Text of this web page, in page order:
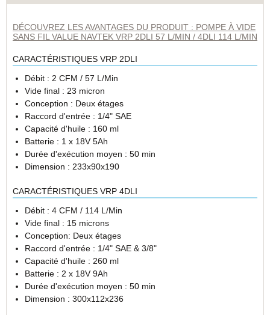
DÉCOUVREZ LES AVANTAGES DU PRODUIT : POMPE À VIDE
SANS FIL VALUE NAVTEK VRP 2DLI 57 L/MIN / 4DLI 114 L/MIN
CARACTÉRISTIQUES VRP 2DLI
Débit : 2 CFM / 57 L/Min
Vide final : 23 micron
Conception : Deux étages
Raccord d'entrée : 1/4" SAE
Capacité d'huile : 160 ml
Batterie : 1 x 18V 5Ah
Durée d'exécution moyen : 50 min
Dimension : 233x90x190
CARACTÉRISTIQUES VRP 4DLI
Débit : 4 CFM / 114 L/Min
Vide final : 15 microns
Conception: Deux étages
Raccord d'entrée : 1/4" SAE & 3/8"
Capacité d'huile : 260 ml
Batterie : 2 x 18V 9Ah
Durée d'exécution moyen : 50 min
Dimension : 300x112x236